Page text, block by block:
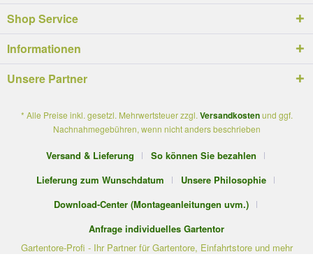
Shop Service
Informationen
Unsere Partner
* Alle Preise inkl. gesetzl. Mehrwertsteuer zzgl. Versandkostenund ggf.
Nachnahmegebühren, wenn nicht anders beschrieben
Versand & Lieferung
So können Sie bezahlen
Lieferung zum Wunschdatum
Unsere Philosophie
Download-Center (Montageanleitungen uvm.)
Anfrage individuelles Gartentor
Gartentore-Profi - Ihr Partner für Gartentore, Einfahrtstore und mehr